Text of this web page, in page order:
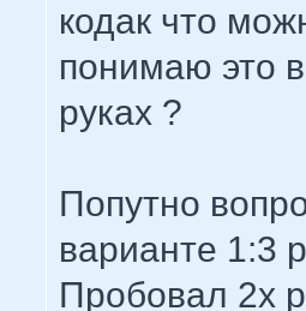
кодак что
понимаю это
руках ?
Попутно
варианте 1:3
Пробовал 2х